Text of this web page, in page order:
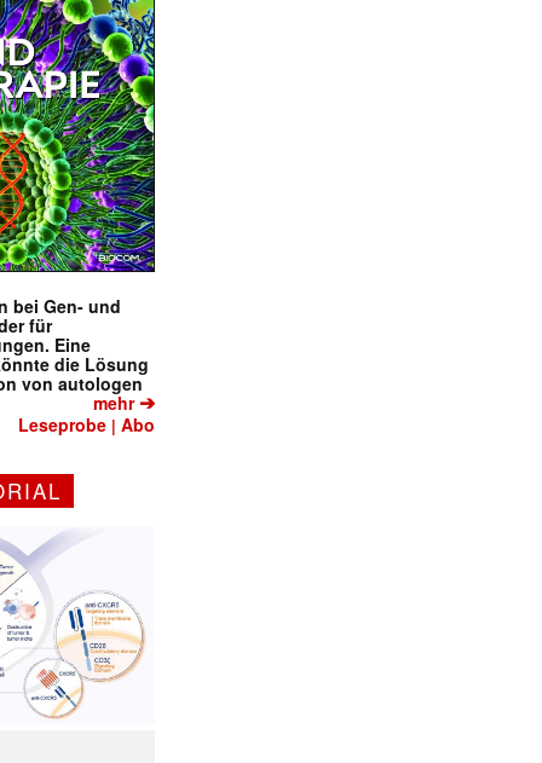
bei Gen- und
für
Eine
die Lösung
von autologen
mehr➔
Leseprobe |Abo